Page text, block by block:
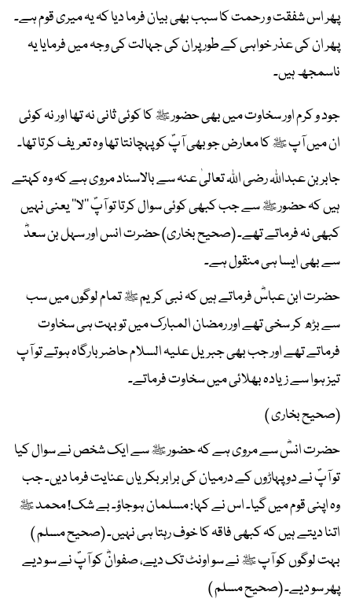
پھر اس شفقت و رحمت کا سبب بھی بیان فرما دیا کہ یہ میری قوم ہے۔
پھر ان کی عذر خواہی کے طور پران کی جہالت کی وجہ میں فرمایا یہ
ناسمجھ ہیں۔
جود و کرم اور سخاوت میں بھی حضور ﷺ کا کوئی ثانی نہ تھا اور نہ کوئی
ان میں آپ ﷺ کا معارض جو بھی آپؐ کو پہچانتا تھا وہ تعریف کرتا تھا۔
جابر بن عبداﷲ رضی اﷲ تعالیٰ عنہ سے بالاسناد مروی ہے کہ وہ کہتے
ہیں کہ حضور ﷺ سے جب کبھی کوئی سوال کرتا تو آپؐ ’’لا‘‘ یعنی نہیں
کبھی نہ فرماتے تھے۔ (صحیح بخاری) حضرت انس اور سہل بن سعدؓ
سے بھی ایسا ہی منقول ہے۔
حضرت ابن عباسؓ فرماتے ہیں کہ نبی کریم ﷺ تمام لوگوں میں سب
سے بڑھ کر سخی تھے اور رمضان المبارک میں تو بہت ہی سخاوت
فرماتے تھے اور جب بھی جبریل علیہ السلام حاضر بارگاہ ہوتے تو آپ
تیز ہوا سے زیادہ بھلائی میں سخاوت فرماتے۔
(صحیح بخاری )
حضرت انسؓ سے مروی ہے کہ حضور ﷺ سے ایک شخص نے سوال کیا
تو آپؐ نے دو پہاڑوں کے درمیان کی برابر بکریاں عنایت فرما دیں۔ جب
وہ اپنی قوم میں گیا۔ اس نے کہا: مسلمان ہوجاؤ۔ بے شک! محمد ﷺ
اتنا دیتے ہیں کہ کبھی فاقہ کا خوف رہتا ہی نہیں۔ (صحیح مسلم )
بہت لوگوں کو آپ ﷺ نے سو اونٹ تک دیے، صفوانؓ کو آپؐ نے سو دیے
پھر سو دیے۔ (صحیح مسلم )